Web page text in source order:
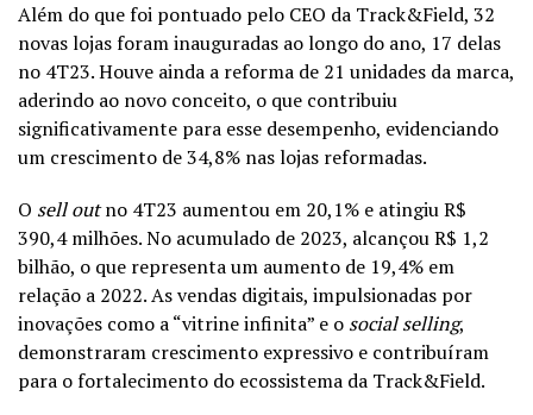
Além do que foi pontuado pelo CEO da Track&Field, 32
novas lojas foram inauguradas ao longo do ano, 17 delas
no 4T23. Houve ainda a reforma de 21 unidades da marca,
aderindo ao novo conceito, o que contribuiu
significativamente para esse desempenho, evidenciando
um crescimento de 34,8% nas lojas reformadas.
O sell outno 4T23 aumentou em 20,1% e atingiu R$
390,4 milhões. No acumulado de 2023, alcançou R$ 1,2
bilhão, o que representa um aumento de 19,4% em
relação a 2022. As vendas digitais, impulsionadas por
inovações como a “vitrine infinita” e o social selling,
demonstraram crescimento expressivo e contribuíram
para o fortalecimento do ecossistema da Track&Field.